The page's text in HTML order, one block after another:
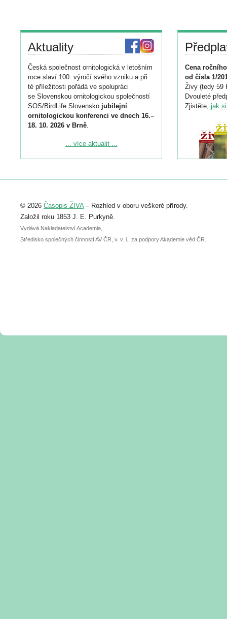
Aktuality
Česká společnost ornitologická v letošním
roce slaví 100. výročí svého vzniku a při
té příležitosti pořádá ve spolupráci
se Slovenskou ornitologickou společností
SOS/BirdLife Slovensko jubilejní
ornitologickou konferenci ve dnech 16.–
18. 10. 2026 v Brně.
Podrobnější informace ke konferenci
Registrovat se můžete do 6. září.
abstraktu přihlášené přednášky nebo
posteru je už 30. června.
... více aktualit ...
Cena
od čísla 1/
Živy (tedy 59
Dvouleté
Zjistěte, jak
© 2026 Časopis ŽIVA– Rozhled v oboru veškeré přírody.
Založil roku 1853 J. E. Purkyně.
Vydává Nakladatelství Academia,
Středisko společných činností AV ČR, v. v. i., za podpory Akademie věd ČR.